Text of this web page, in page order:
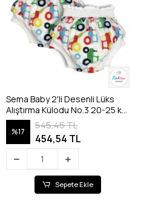
Sema Baby 2'li Desenli Lüks
Alıştırma Külodu No.3 20-25 kg
- Cars
%17
545,45 TL
454,54 TL
Sepete Ekle